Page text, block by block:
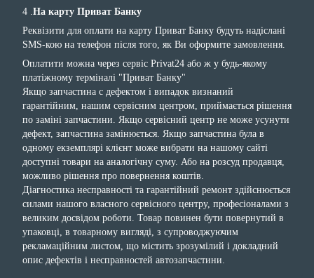
4 . На карту Приват Банку
Реквізити для оплати на карту Приват Банку будуть надіслані
SMS-кою на телефон після того, як Ви оформите замовлення.
Оплатити можна через сервіс Privat24 або ж у будь-якому
платіжному терміналі "Приват Банку"
Якщо запчастина с дефектом і випадок визнаний
гарантійним, нашим сервісним центром, приймається рішення
по заміні запчастини. Якщо сервісний центр не може усунути
дефект, запчастина замінюється. Якщо запчастина була в
одному екземплярі клієнт може вибрати на нашому сайті
доступні товари на аналогічну суму. Або на розсуд продавця,
можливо рішення про повернення коштів.
Діагностика несправності та гарантійний ремонт здійснюється
силами нашого власного сервісного центру, професіоналами з
великим досвідом роботи. Товар повинен бути повернутий в
упаковці, в товарному вигляді, з супроводжуючим
рекламаційним листом, що містить зрозумілий і докладний
опис дефектів і несправностей автозапчастини.